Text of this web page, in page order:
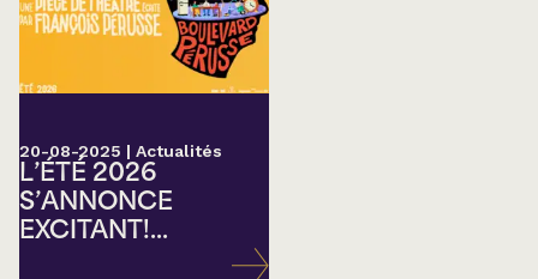
20-08-2025 | Actualités
L’ÉTÉ 2026
S’ANNONCE
EXCITANT!...